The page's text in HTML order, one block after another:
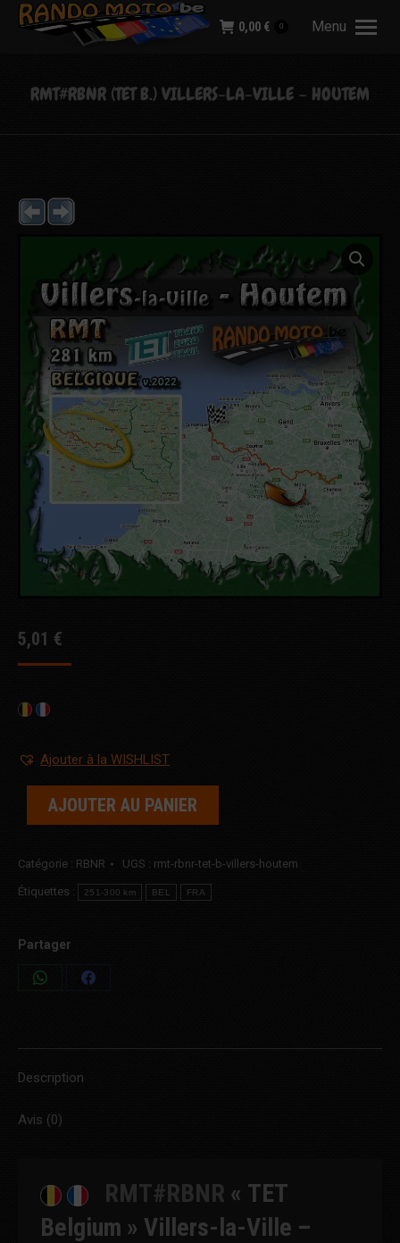
Menu
0,00 € 0
RMT#RBNR (TET B.) VILLERS-LA-VILLE – HOUTEM
5,01 €
Ajouter à la WISHLIST
AJOUTER AU PANIER
Catégorie : RBNR UGS : rmt-rbnr-tet-b-villers-houtem
Étiquettes : 251-300 km BEL FRA
Partager
Share
Share
Description
Avis (0)
RMT#RBNR « TET
Belgium » Villers-la-Ville –